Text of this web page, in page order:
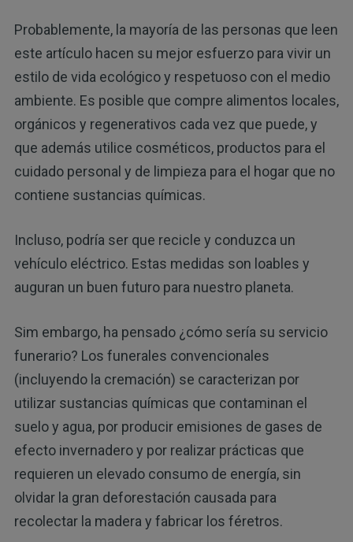
Probablemente, la mayoría de las personas que leen
este artículo hacen su mejor esfuerzo para vivir un
estilo de vida ecológico y respetuoso con el medio
ambiente. Es posible que compre alimentos locales,
orgánicos y regenerativos cada vez que puede, y
que además utilice cosméticos, productos para el
cuidado personal y de limpieza para el hogar que no
contiene sustancias químicas.
Incluso, podría ser que recicle y conduzca un
vehículo eléctrico. Estas medidas son loables y
auguran un buen futuro para nuestro planeta.
Sim embargo, ha pensado ¿cómo sería su servicio
funerario? Los funerales convencionales
(incluyendo la cremación) se caracterizan por
utilizar sustancias químicas que contaminan el
suelo y agua, por producir emisiones de gases de
efecto invernadero y por realizar prácticas que
requieren un elevado consumo de energía, sin
olvidar la gran deforestación causada para
recolectar la madera y fabricar los féretros.